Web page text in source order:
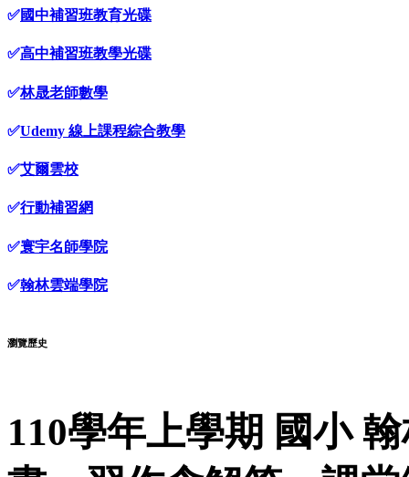
✅國中補習班教育光碟
✅高中補習班教學光碟
✅林晟老師數學
✅Udemy 線上課程綜合教學
✅艾爾雲校
✅行動補習網
✅寰宇名師學院
✅翰林雲端學院
瀏覽歷史
110學年上學期 國小